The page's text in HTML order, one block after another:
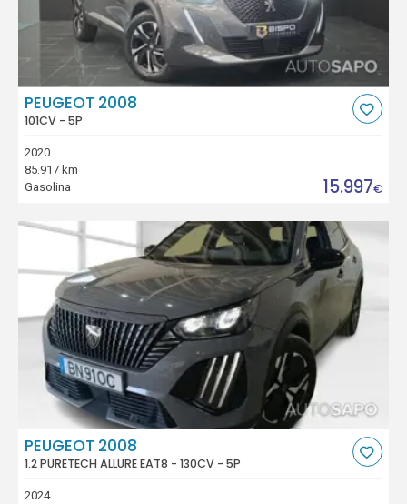
PEUGEOT 2008
101CV - 5P
2020
85.917 km
Gasolina
15.997€
PEUGEOT 2008
1.2 PURETECH ALLURE EAT8 - 130CV - 5P
2024